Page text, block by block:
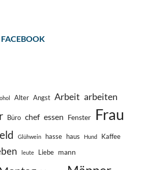
Alter Angst Arbeit arbeiten
Büro chef essen Fenster Frau
Glühwein hasse haus Hund Kaffee
leute Liebe mann